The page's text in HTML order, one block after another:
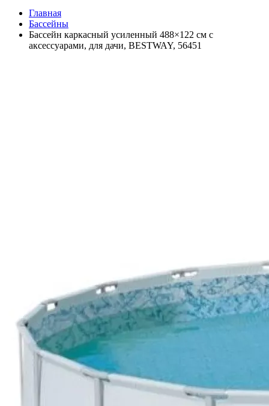
Главная
Бассейны
Бассейн каркасный усиленный 488×122 см с
аксессуарами, для дачи, BESTWAY, 56451